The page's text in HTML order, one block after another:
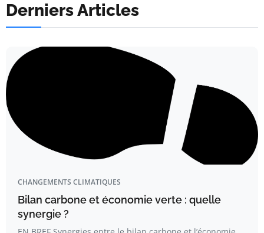
Derniers Articles
CHANGEMENTS CLIMATIQUES
Bilan carbone et économie verte : quelle
synergie ?